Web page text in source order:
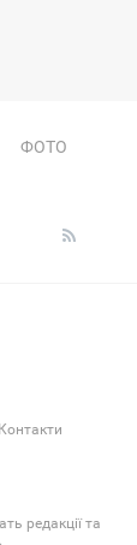
ФОТО
Контакти
редакції та